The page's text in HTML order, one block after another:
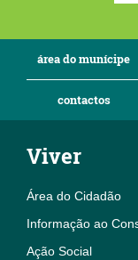
área do munícipe
contactos
Viver
Área do Cidadão
Informação ao
Ação Social